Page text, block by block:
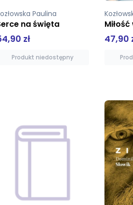
Paulina
w spadku
zł
Produkt niedostępny
49,90